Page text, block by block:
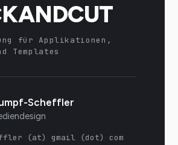
für Applikationen,
Templates
Scheffler
(at) gmail (dot) com